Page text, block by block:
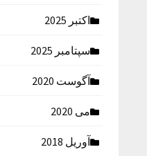
اکتبر 2025
سپتامبر 2025
آگوست 2020
می 2020
آوریل 2018